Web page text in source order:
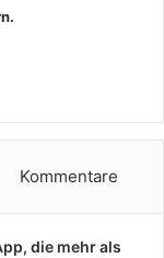
Kommentare
die mehr als